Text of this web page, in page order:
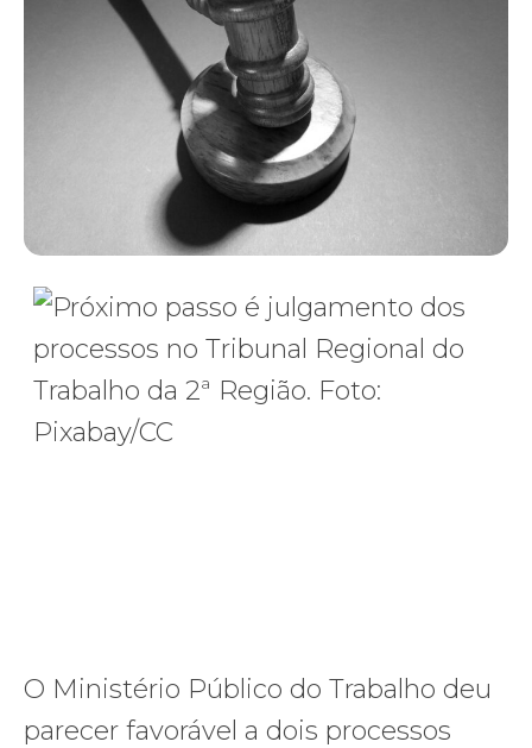
O Ministério Público do Trabalho deu
parecer favorável a dois processos